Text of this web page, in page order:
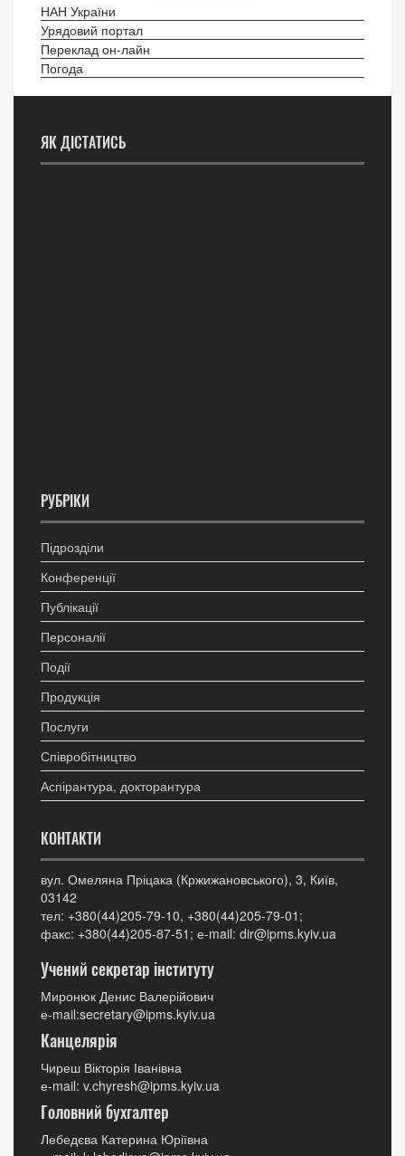
НАН України
Урядовий портал
Переклад он-лайн
Погода
ЯК ДІСТАТИСЬ
РУБРІКИ
Підрозділи
Конференції
Публікації
Персоналії
Події
Продукція
Послуги
Співробітництво
Аспірантура, докторантура
КОНТАКТИ
вул. Омеляна Пріцака (Кржижановського), 3, Київ,
03142
тел: +380(44)205-79-10, +380(44)205-79-01;
факс: +380(44)205-87-51; е-mail: dir@ipms.kyiv.ua
Учений секретар інституту
Миронюк Денис Валерійович
е-mail:secretary@ipms.kyiv.ua
Канцелярія
Чиреш Вікторія Іванівна
е-mail: v.chyresh@ipms.kyiv.ua
Головний бухгалтер
Лебедєва Катерина Юріївна